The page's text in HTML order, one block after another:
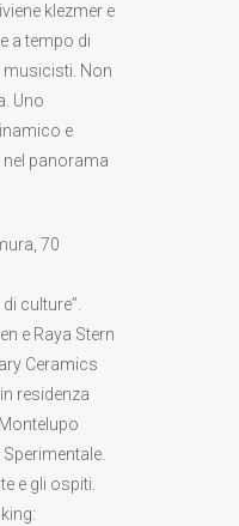
klezmer e
a tempo di
musicisti. Non
Uno
e
panorama
70
culture”.
e Raya Stern
Ceramics
residenza
e gli ospiti.